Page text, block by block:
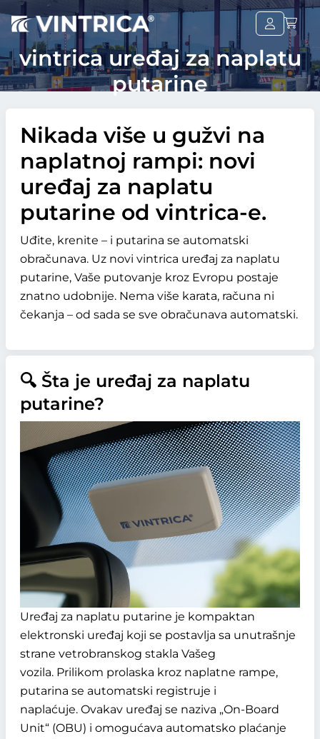
vintrica uređaj za naplatu
putarine
Nikada više u gužvi na
naplatnoj rampi: novi
uređaj za naplatu
putarine od vintrica-e.
Uđite, krenite – i putarina se automatski
obračunava. Uz novi vintrica uređaj za naplatu
putarine, Vaše putovanje kroz Evropu postaje
znatno udobnije. Nema više karata, računa ni
čekanja – od sada se sve obračunava automatski.
🔍 Šta je uređaj za naplatu
putarine?
Uređaj za naplatu putarine je kompaktan
elektronski uređaj koji se postavlja sa unutrašnje
strane vetrobranskog stakla Vašeg
vozila. Prilikom prolaska kroz naplatne rampe,
putarina se automatski registruje i
naplaćuje. Ovakav uređaj se naziva „On-Board
Unit“ (OBU) i omogućava automatsko plaćanje